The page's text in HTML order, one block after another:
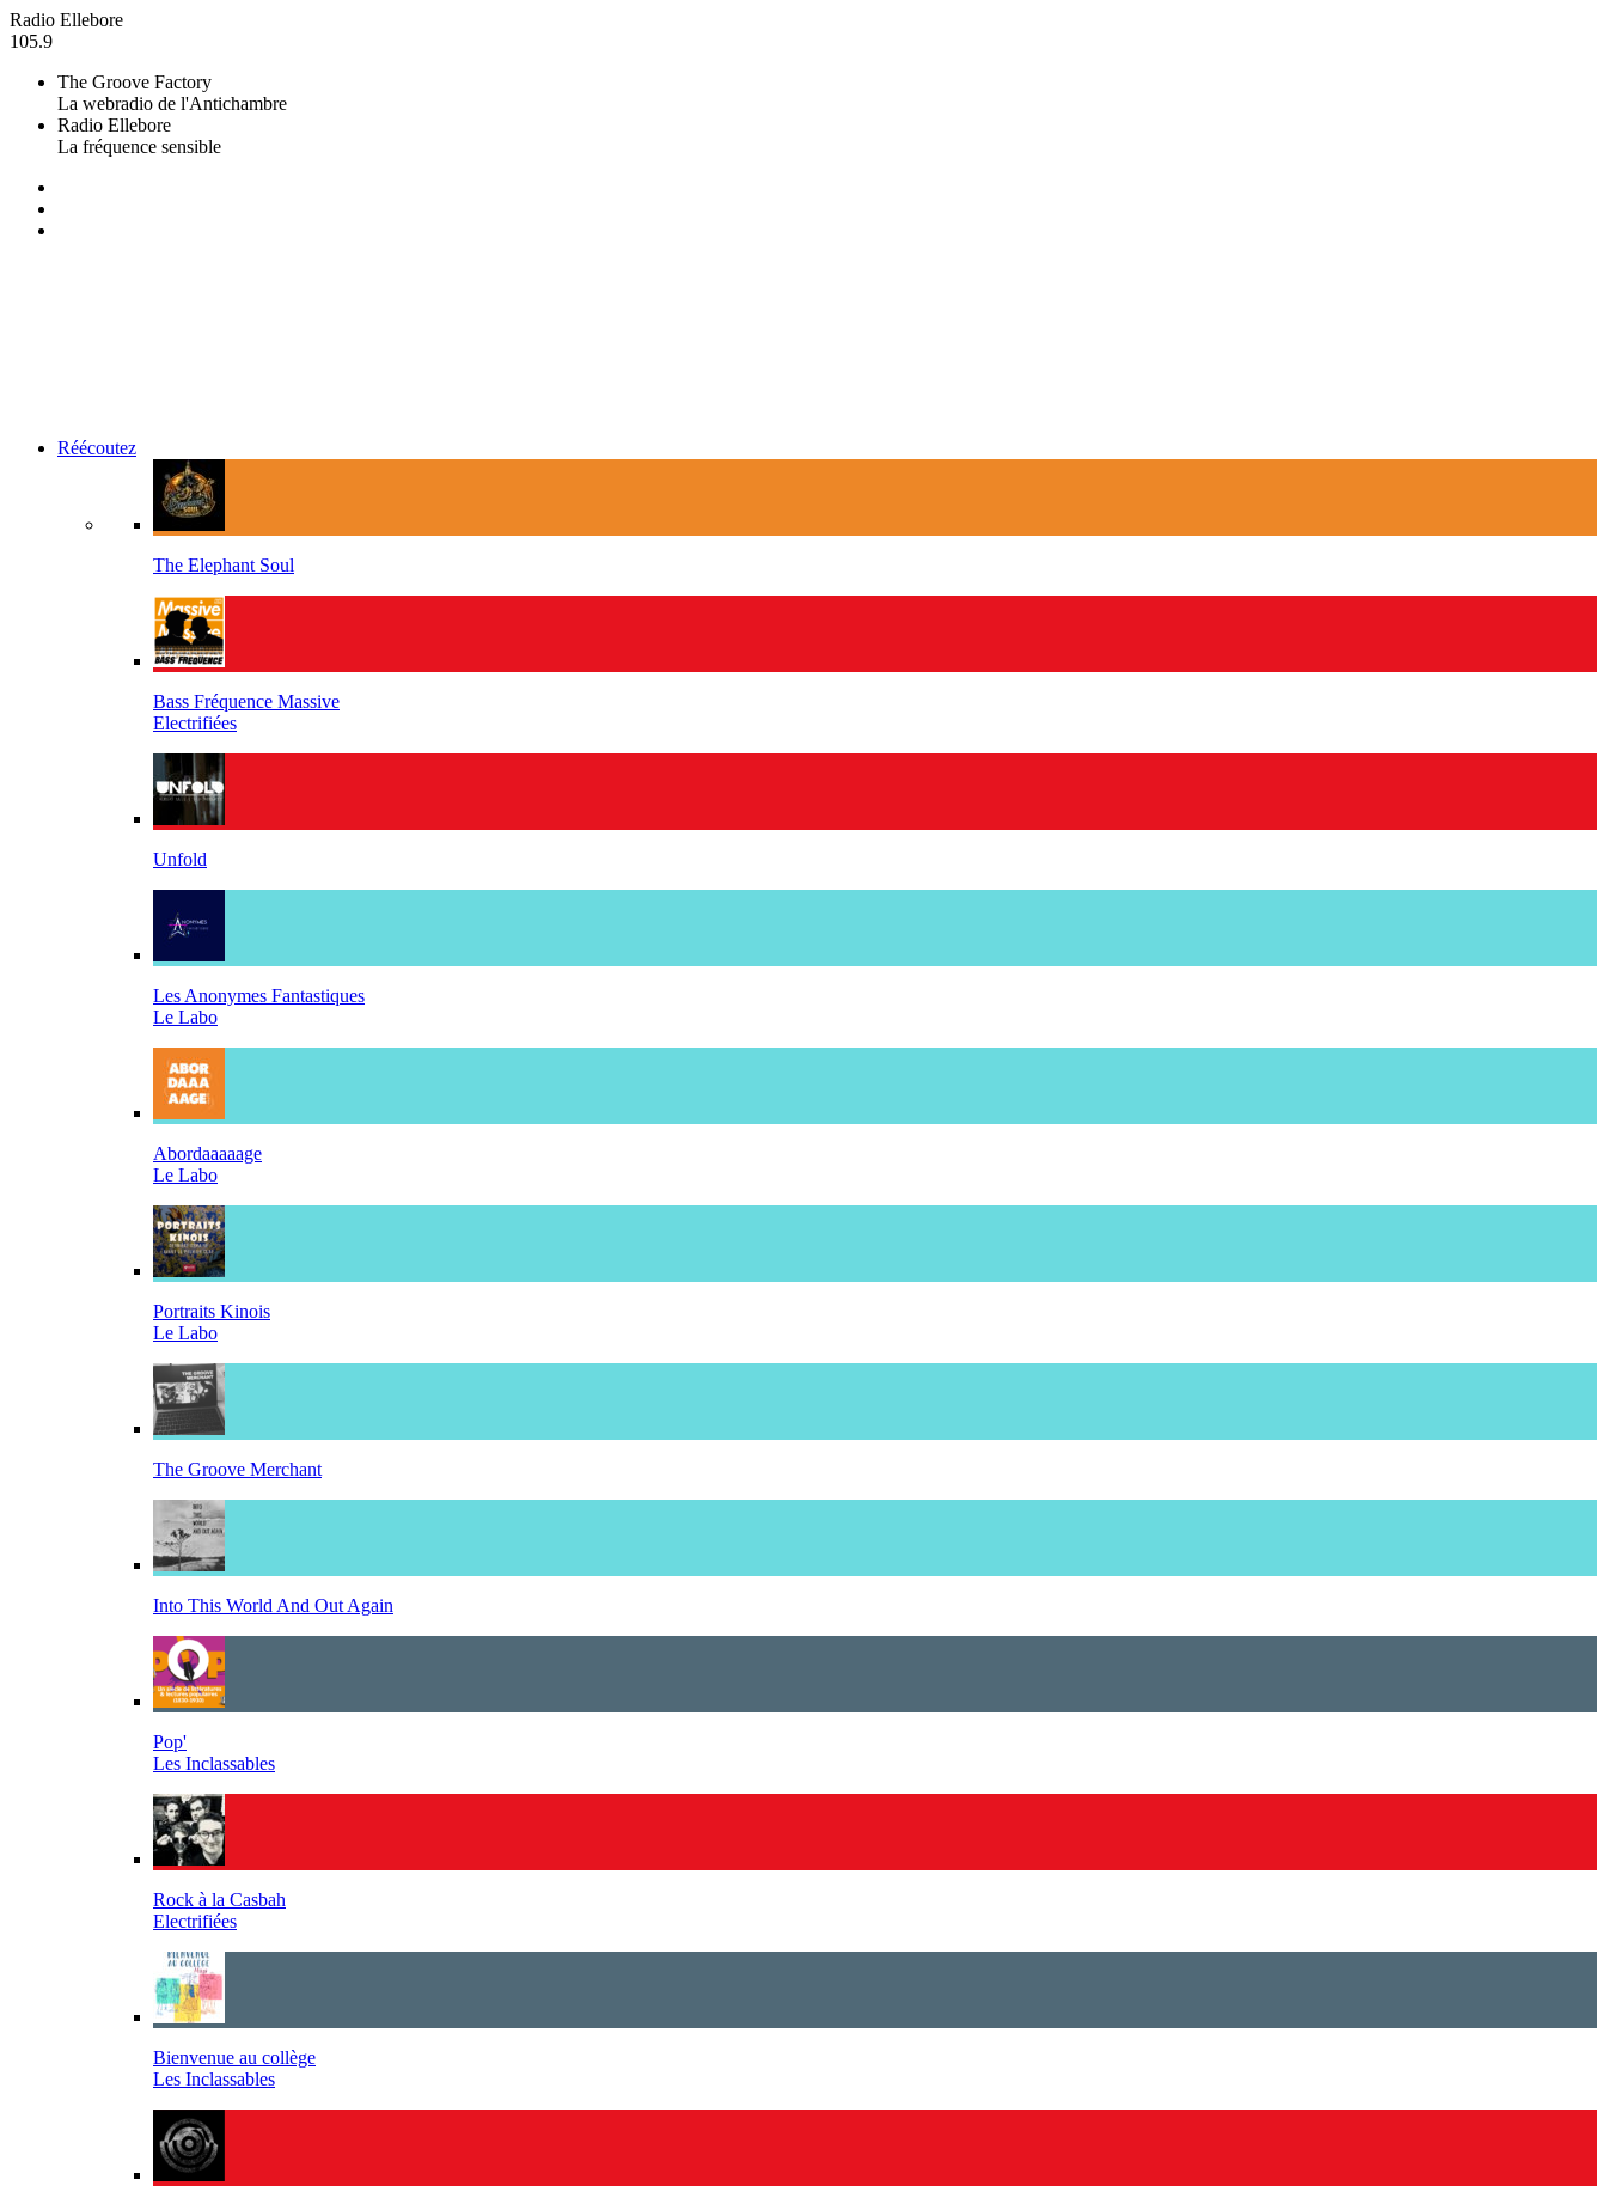
Radio Ellebore
105.9
The Groove Factory
La webradio de l'Antichambre
Radio Ellebore
La fréquence sensible
Réécoutez
The Elephant Soul
Bass Fréquence Massive
Electrifiées
Unfold
Les Anonymes Fantastiques
Le Labo
Abordaaaaage
Le Labo
Portraits Kinois
Le Labo
The Groove Merchant
Into This World And Out Again
Pop'
Les Inclassables
Rock à la Casbah
Electrifiées
Bienvenue au collège
Les Inclassables